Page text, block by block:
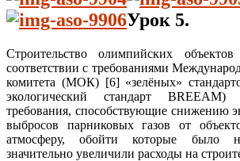
Урок 5.
Строительство олимпийских
соответствии с требованиями
комитета (МОК) [6] «зелёных»
экологический стандарт
требования, способствующие снижению
выбросов парниковых газов от
атмосферу, обойти которые было
значительно увеличили расходы на